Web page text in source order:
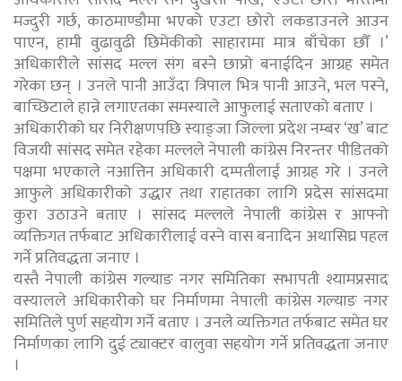
मज्दुरी गर्छ, काठमाण्डौमा भएको एउटा छोरो लकडाउनले आउन
पाएन, हामी वुढावुढी छिमेकीको साहारामा मात्र बाँचेका छौँ ।’
अधिकारीले सांसद मल्ल संग बस्ने छाप्रो बनाईदिन आग्रह समेत
गरेका छन् । उनले पानी आउँदा त्रिपाल भित्र पानी आउने, भल पस्ने,
बाच्छिटाले हान्ने लगाएतका समस्याले आफुलाई सताएको बताए ।
अधिकारीको घर निरीक्षणपछि स्याङ्जा जिल्ला प्रदेश नम्बर ‘ख’ बाट
विजयी सांसद समेत रहेका मल्लले नेपाली कांग्रेस निरन्तर पीडितको
पक्षमा भएकाले नआत्तिन अधिकारी दम्पतीलाई आग्रह गरे । उनले
आफुले अधिकारीको उद्धार तथा राहातका लागि प्रदेस सांसदमा
कुरा उठाउने बताए । सांसद मल्लले नेपाली कांग्रेस र आफ्नो
व्यक्तिगत तर्फबाट अधिकारीलाई वस्ने वास बनादिन अथासिघ्र पहल
गर्ने प्रतिवद्धता जनाए ।
यस्तै नेपाली कांग्रेस गल्याङ नगर समितिका सभापती श्यामप्रसाद
वस्यालले अधिकारीको घर निर्माणमा नेपाली कांग्रेस गल्याङ नगर
समितिले पुर्ण सहयोग गर्ने बताए । उनले व्यक्तिगत तर्फबाट समेत घर
निर्माणका लागि दुई ट्याक्टर वालुवा सहयोग गर्ने प्रतिवद्धता जनाए
।